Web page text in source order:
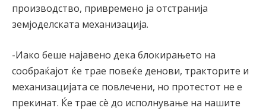
производство, привремено ја отстранија
земјоделската механизација.
-Иако беше најавено дека блокирањето на
сообраќајот ќе трае повеќе денови, тракторите и
механизацијата се повлечени, но протестот не е
прекинат. Ќе трае сè до исполнување на нашите